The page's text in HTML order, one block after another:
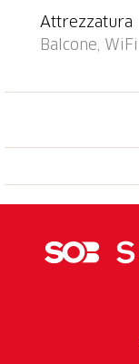
funicolare 3 km.
Chiesa di
Ascona-Ronco
Como, Lago di
a persone
(extra). Il
Parco giochi per
Attrezzatura
Balcone, WiFi